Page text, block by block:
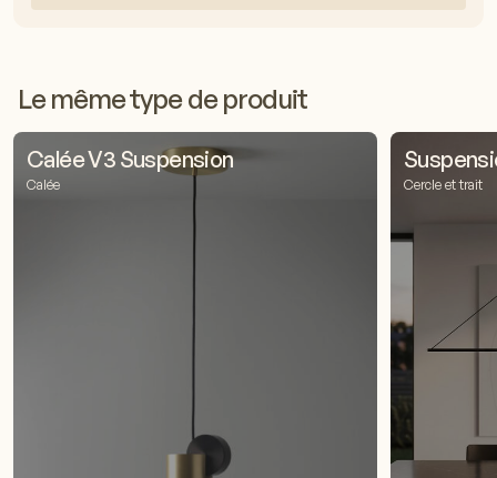
Le même type de produit
Calée V3 Suspension
Calée Cercle et trait